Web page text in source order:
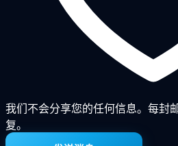
我们不会分享您的任何信息。每封
复。